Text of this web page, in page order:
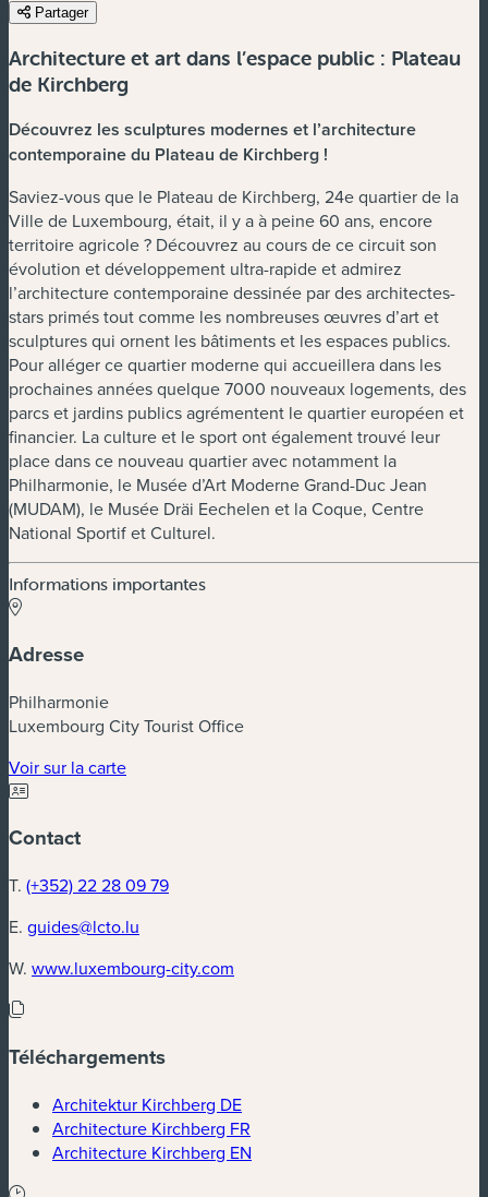
Partager
Architecture et art dans l’espace public : Plateau
de Kirchberg
Découvrez les sculptures modernes et l’architecture
contemporaine du Plateau de Kirchberg !
Saviez-vous que le Plateau de Kirchberg, 24e quartier de la
Ville de Luxembourg, était, il y a à peine 60 ans, encore
territoire agricole ? Découvrez au cours de ce circuit son
évolution et développement ultra-rapide et admirez
l’architecture contemporaine dessinée par des architectes-
stars primés tout comme les nombreuses œuvres d’art et
sculptures qui ornent les bâtiments et les espaces publics.
Pour alléger ce quartier moderne qui accueillera dans les
prochaines années quelque 7000 nouveaux logements, des
parcs et jardins publics agrémentent le quartier européen et
financier. La culture et le sport ont également trouvé leur
place dans ce nouveau quartier avec notamment la
Philharmonie, le Musée d’Art Moderne Grand-Duc Jean
(MUDAM), le Musée Dräi Eechelen et la Coque, Centre
National Sportif et Culturel.
Informations importantes
Adresse
Philharmonie
Luxembourg City Tourist Office
Voir sur la carte(nouvelle fenêtre)
Contact
T. (+352) 22 28 09 79
E. guides@lcto.lu
W. www.luxembourg-city.com
Téléchargements
Architektur Kirchberg DE(nouvelle fenêtre)
Architecture Kirchberg FR
Architecture Kirchberg EN